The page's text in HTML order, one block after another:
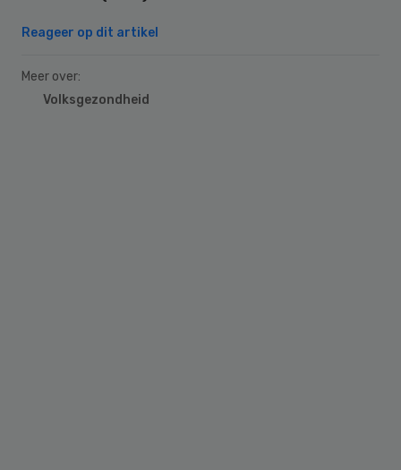
Reageer op dit artikel
Meer over:
Volksgezondheid